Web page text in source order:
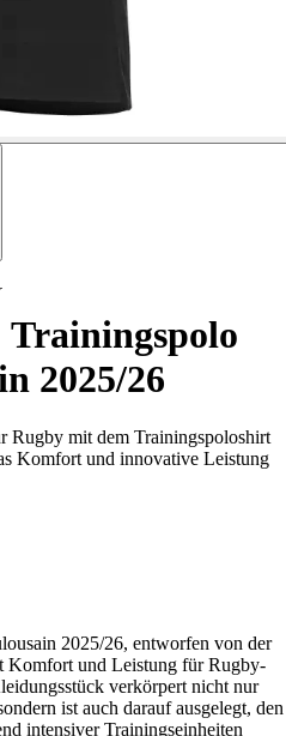
Trainingspolo
2025/26
Rugby mit dem Trainingspoloshirt
Komfort und innovative Leistung
2025/26, entworfen von der
Komfort und Leistung für Rugby-
verkörpert nicht nur
ist auch darauf ausgelegt, den
intensiver Trainingseinheiten